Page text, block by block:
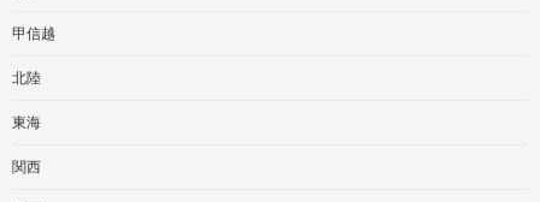
甲信越
北陸
東海
関西